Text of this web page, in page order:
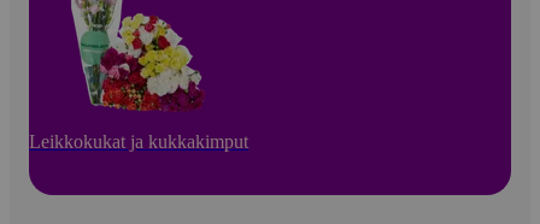
Leikkokukat ja kukkakimput